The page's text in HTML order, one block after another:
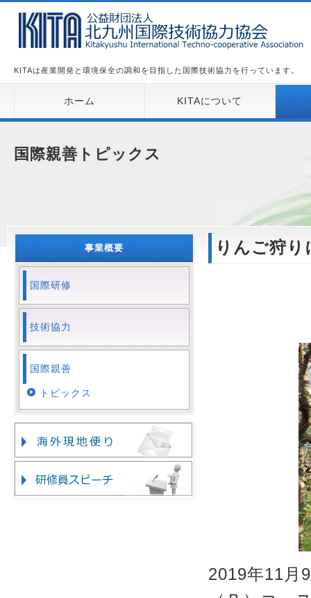
KITAは産業開発と環境保全の調和を目指した国際技術協力を行っています。
ホーム KITAについて
国際親善トピックス
りんご狩
2019年11月
事業概要
国際研修
技術協力
国際親善
トピックス